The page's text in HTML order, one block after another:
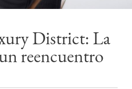
District: La
reencuentro